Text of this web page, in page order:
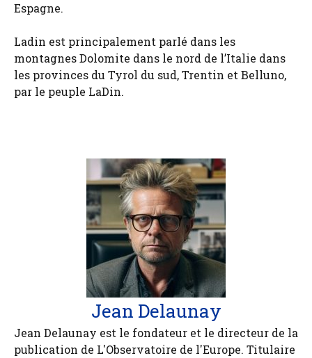
Espagne.
Ladin est principalement parlé dans les
montagnes Dolomite dans le nord de l’Italie dans
les provinces du Tyrol du sud, Trentin et Belluno,
par le peuple LaDin.
Jean Delaunay
Jean Delaunay est le fondateur et le directeur de la
publication de L'Observatoire de l'Europe. Titulaire